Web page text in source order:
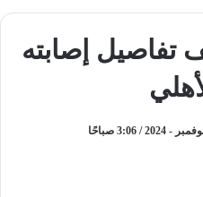
تفاصيل إصابته